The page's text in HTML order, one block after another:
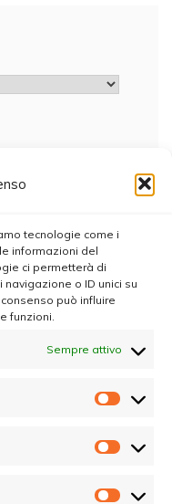
tecnologie come i
informazioni del
ci permetterà di
o ID unici su
può influire
funzioni.
Sempre attivo